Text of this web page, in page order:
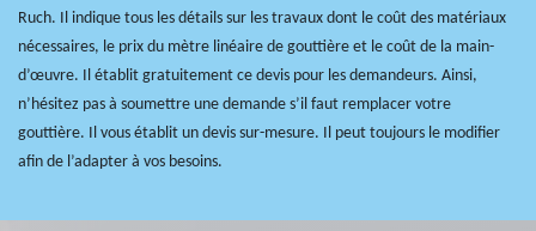
Ruch. Il indique tous les détails sur les travaux dont le coût des matériaux
nécessaires, le prix du mètre linéaire de gouttière et le coût de la main-
d’œuvre. Il établit gratuitement ce devis pour les demandeurs. Ainsi,
n’hésitez pas à soumettre une demande s’il faut remplacer votre
gouttière. Il vous établit un devis sur-mesure. Il peut toujours le modifier
afin de l’adapter à vos besoins.